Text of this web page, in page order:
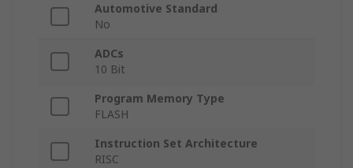
Automotive Standard
No
ADCs
10 Bit
Program Memory Type
FLASH
Instruction Set Architecture
RISC